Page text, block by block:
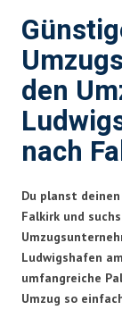
den
nach
Du planst
Falkirk und
Ludwigshafen
umfangreiche
Umzug so